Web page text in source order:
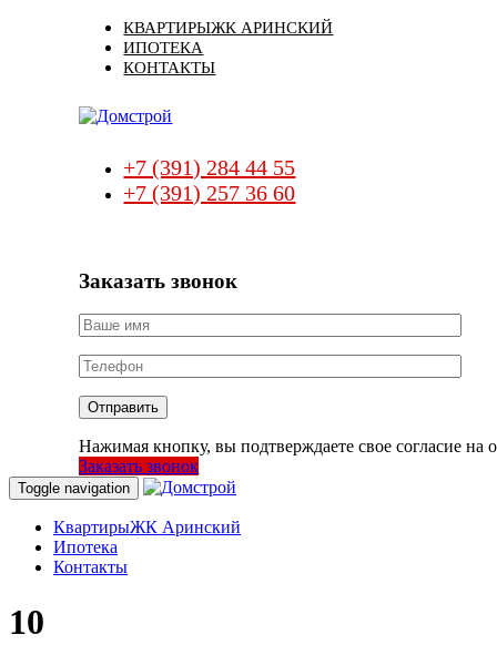
КВАРТИРЫЖК АРИНСКИЙ
ИПОТЕКА
КОНТАКТЫ
+7 (391) 284 44 55
+7 (391) 257 36 60
Заказать звонок
Нажимая кнопку, вы подтверждаете свое согласие на
Заказать звонок
Toggle navigation
КвартирыЖК Аринский
Ипотека
Контакты
10